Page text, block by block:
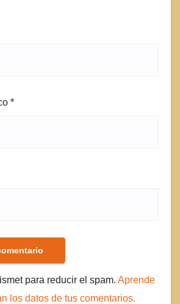
*
para reducir el spam. Aprende
los datos de tus comentarios.